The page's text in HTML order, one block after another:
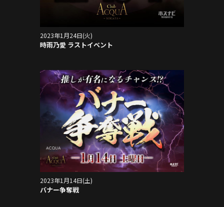
2023年1月24日(火)
時雨乃愛 ラストイベント
2023年1月14日(土)
バナー争奪戦